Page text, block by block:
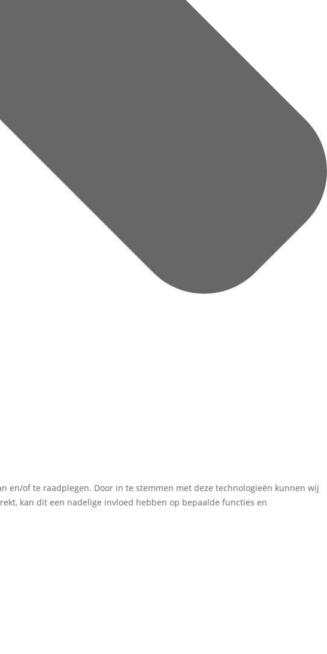
en/of te raadplegen. Door in te stemmen met deze technologieën kunnen wij
kan dit een nadelige invloed hebben op bepaalde functies en